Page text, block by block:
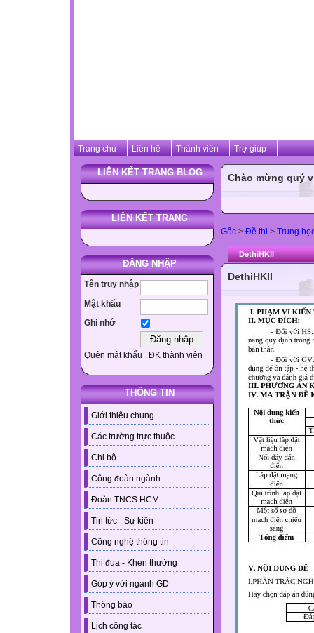
Trang chủ Liên hệ Thành viên Trợ giúp
LIÊN KẾT TRANG BLOG
LIÊN KẾT TRANG
ĐĂNG NHẬP
Tên truy nhập
Mật khẩu
Ghi nhớ
Quên mật khẩu ĐK thành viên
THÔNG TIN
Giới thiệu chung
Các trường trực thuộc
Chi bộ
Công đoàn ngành
Đoàn TNCS HCM
Tin tức - Sự kiện
Công nghệ thông tin
Thi đua - Khen thưởng
Góp ý với ngành GD
Thông báo
Lịch công tác
Chào mừng quý
Gốc > Đề thi > Trung
DethiHKII
DethiHKII